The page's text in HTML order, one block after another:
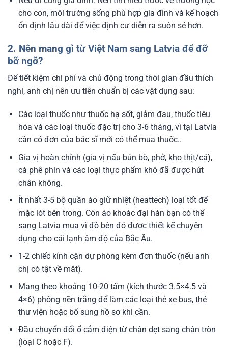
cho con, môi trường sống phù hợp gia đình và kế hoạch
ổn định lâu dài để việc định cư diễn ra suôn sẻ hơn.
2. Nên mang gì từ Việt Nam sang Latvia để đỡ
bỡ ngỡ?
Để tiết kiệm chi phí và chủ động trong thời gian đầu thích
nghi, anh chị nên ưu tiên chuẩn bị các vật dụng sau:
Các loại thuốc như thuốc hạ sốt, giảm đau, thuốc tiêu
hóa và các loại thuốc đặc trị cho 3-6 tháng, vì tại Latvia
cần có đơn của bác sĩ mới có thể mua thuốc..
Gia vị hoàn chỉnh (gia vị nấu bún bò, phở, kho thịt/cá),
cà phê phin và các loại thực phẩm khô đã được hút
chân không.
Ít nhất 3-5 bộ quần áo giữ nhiệt (heattech) loại tốt để
mặc lót bên trong. Còn áo khoác đại hàn bạn có thể
sang Latvia mua vì đồ bên đó được thiết kế chuyên
dụng cho cái lạnh âm độ của Bắc Âu.
1-2 chiếc kính cận dự phòng kèm đơn thuốc (nếu anh
chị có tật về mắt).
Mang theo khoảng 10-20 tấm (kích thước 3.5×4.5 và
4×6) phông nền trắng để làm các loại thẻ xe bus, thẻ
thư viện hoặc bổ sung hồ sơ khi cần.
Đầu chuyển đổi ổ cắm điện từ chân dẹt sang chân tròn
(loại C hoặc F).